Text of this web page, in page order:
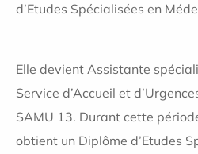
d’Etudes Spécialisées en
Elle devient Assistante
Service d’Accueil et
SAMU 13. Durant cette
obtient un Diplôme d’Etudes